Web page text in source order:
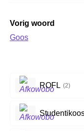
Vorig woord
Goos
ROFL (2)